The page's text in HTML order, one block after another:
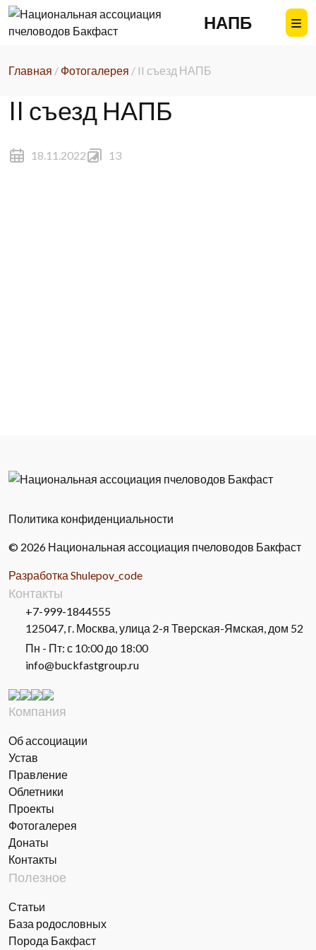
Skip
НАПБ
Главная / Фотогалерея / II съезд НАПБ
II съезд НАПБ
18.11.2022 13
Политика конфиденциальности
© 2026 Национальная ассоциация пчеловодов Бакфаст
Разработка Shulepov_code
Компания
Об ассоциации
Устав
Правление
Облетники
Проекты
Фотогалерея
Донаты
Контакты
Полезное
Статьи
База родословных
Порода Бакфаст
Контакты
+7-999-1844555
125047, г. Москва, улица 2-я Тверская-Ямская, дом 52
Пн - Пт: с 10:00 до 18:00
info@buckfastgroup.ru